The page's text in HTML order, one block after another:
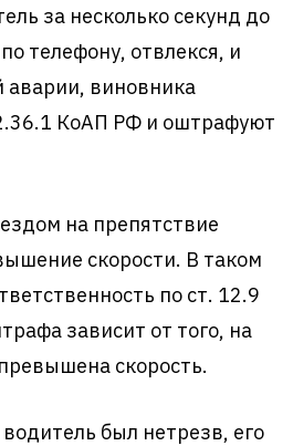
за несколько секунд до
телефону, отвлекся, и
аварии, виновника
КоАП РФ и оштрафуют
на препятствие
скорости. В таком
по ст. 12.9
зависит от того, на
скорость.
был нетрезв, его